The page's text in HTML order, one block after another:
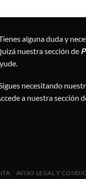
alguna duda y
nuestra sección de
necesitando
a nuestra sección
AVISO LEGAL Y